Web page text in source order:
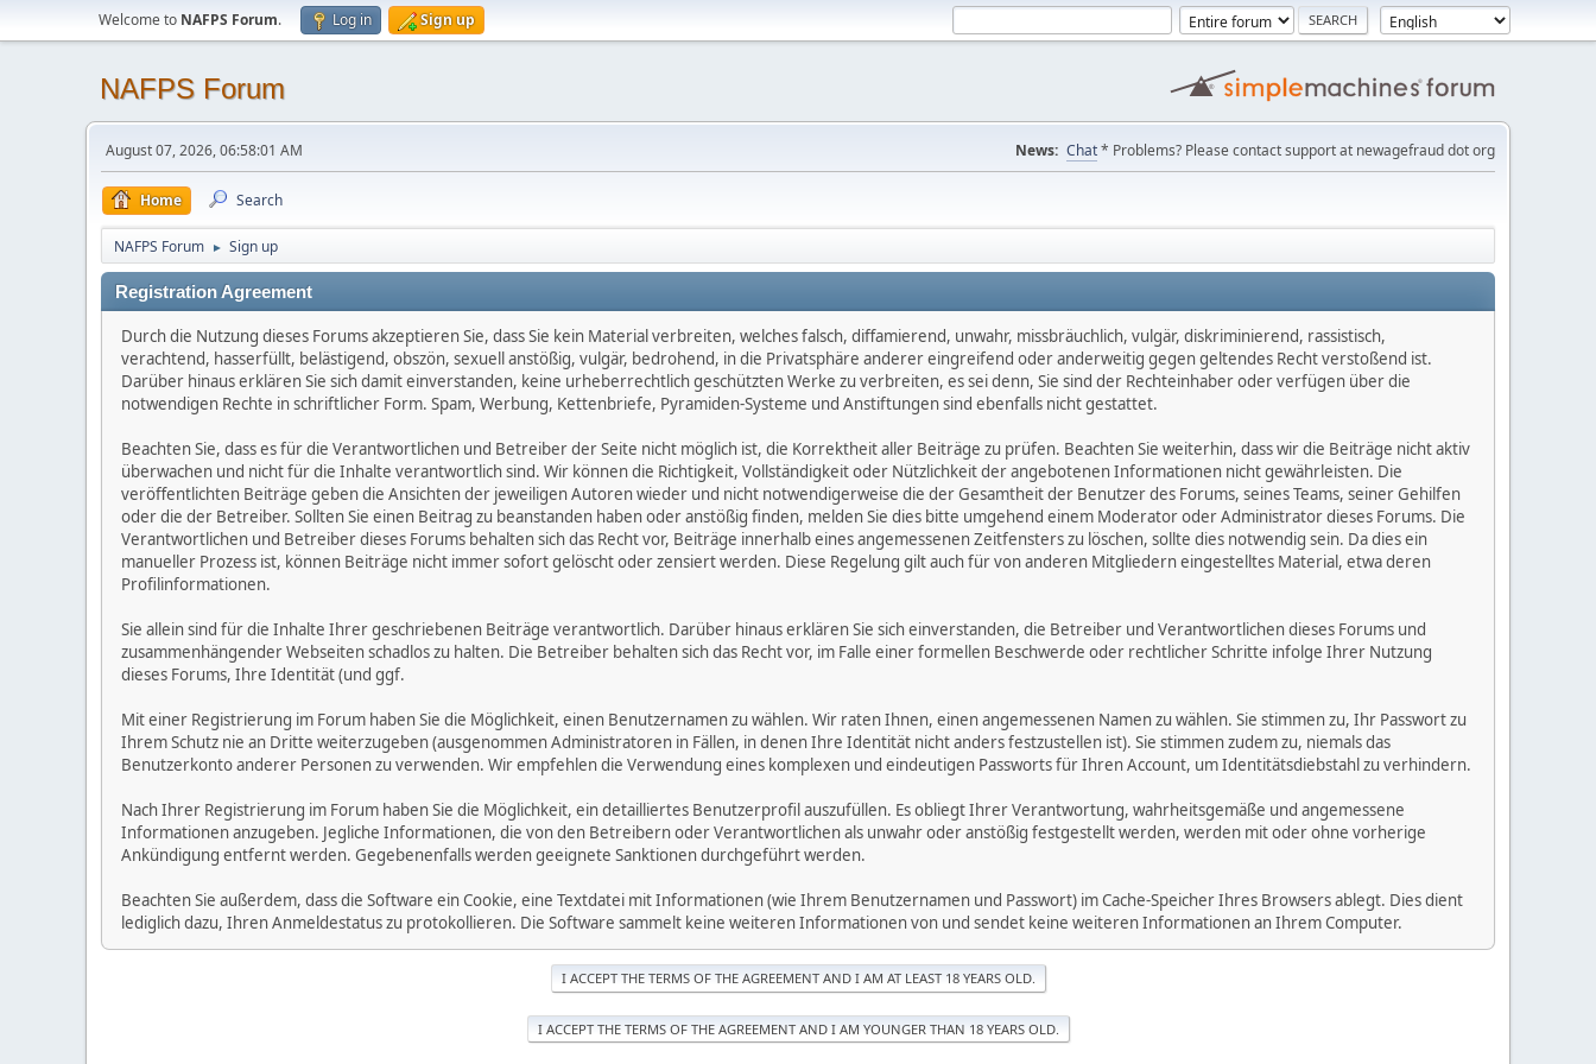
Welcome to NAFPS Forum. Log in Sign up
NAFPS Forum
August 07, 2026, 06:58:01 AM News: Chat* Problems? Please contact support at newagefraud dot org
Home Search
NAFPS Forum ► Sign up
Registration Agreement
Durch die Nutzung dieses Forums akzeptieren Sie, dass Sie kein Material verbreiten, welches falsch, diffamierend, unwahr, missbräuchlich, vulgär, diskriminierend, rassistisch,
verachtend, hasserfüllt, belästigend, obszön, sexuell anstößig, vulgär, bedrohend, in die Privatsphäre anderer eingreifend oder anderweitig gegen geltendes Recht verstoßend ist.
Darüber hinaus erklären Sie sich damit einverstanden, keine urheberrechtlich geschützten Werke zu verbreiten, es sei denn, Sie sind der Rechteinhaber oder verfügen über die
notwendigen Rechte in schriftlicher Form. Spam, Werbung, Kettenbriefe, Pyramiden-Systeme und Anstiftungen sind ebenfalls nicht gestattet.
Beachten Sie, dass es für die Verantwortlichen und Betreiber der Seite nicht möglich ist, die Korrektheit aller Beiträge zu prüfen. Beachten Sie weiterhin, dass wir die Beiträge nicht aktiv
überwachen und nicht für die Inhalte verantwortlich sind. Wir können die Richtigkeit, Vollständigkeit oder Nützlichkeit der angebotenen Informationen nicht gewährleisten. Die
veröffentlichten Beiträge geben die Ansichten der jeweiligen Autoren wieder und nicht notwendigerweise die der Gesamtheit der Benutzer des Forums, seines Teams, seiner Gehilfen
oder die der Betreiber. Sollten Sie einen Beitrag zu beanstanden haben oder anstößig finden, melden Sie dies bitte umgehend einem Moderator oder Administrator dieses Forums. Die
Verantwortlichen und Betreiber dieses Forums behalten sich das Recht vor, Beiträge innerhalb eines angemessenen Zeitfensters zu löschen, sollte dies notwendig sein. Da dies ein
manueller Prozess ist, können Beiträge nicht immer sofort gelöscht oder zensiert werden. Diese Regelung gilt auch für von anderen Mitgliedern eingestelltes Material, etwa deren
Profilinformationen.
Sie allein sind für die Inhalte Ihrer geschriebenen Beiträge verantwortlich. Darüber hinaus erklären Sie sich einverstanden, die Betreiber und Verantwortlichen dieses Forums und
zusammenhängender Webseiten schadlos zu halten. Die Betreiber behalten sich das Recht vor, im Falle einer formellen Beschwerde oder rechtlicher Schritte infolge Ihrer Nutzung
dieses Forums, Ihre Identität (und ggf.
Mit einer Registrierung im Forum haben Sie die Möglichkeit, einen Benutzernamen zu wählen. Wir raten Ihnen, einen angemessenen Namen zu wählen. Sie stimmen zu, Ihr Passwort zu
Ihrem Schutz nie an Dritte weiterzugeben (ausgenommen Administratoren in Fällen, in denen Ihre Identität nicht anders festzustellen ist). Sie stimmen zudem zu, niemals das
Benutzerkonto anderer Personen zu verwenden. Wir empfehlen die Verwendung eines komplexen und eindeutigen Passworts für Ihren Account, um Identitätsdiebstahl zu verhindern.
Nach Ihrer Registrierung im Forum haben Sie die Möglichkeit, ein detailliertes Benutzerprofil auszufüllen. Es obliegt Ihrer Verantwortung, wahrheitsgemäße und angemessene
Informationen anzugeben. Jegliche Informationen, die von den Betreibern oder Verantwortlichen als unwahr oder anstößig festgestellt werden, werden mit oder ohne vorherige
Ankündigung entfernt werden. Gegebenenfalls werden geeignete Sanktionen durchgeführt werden.
Beachten Sie außerdem, dass die Software ein Cookie, eine Textdatei mit Informationen (wie Ihrem Benutzernamen und Passwort) im Cache-Speicher Ihres Browsers ablegt. Dies dient
lediglich dazu, Ihren Anmeldestatus zu protokollieren. Die Software sammelt keine weiteren Informationen von und sendet keine weiteren Informationen an Ihrem Computer.